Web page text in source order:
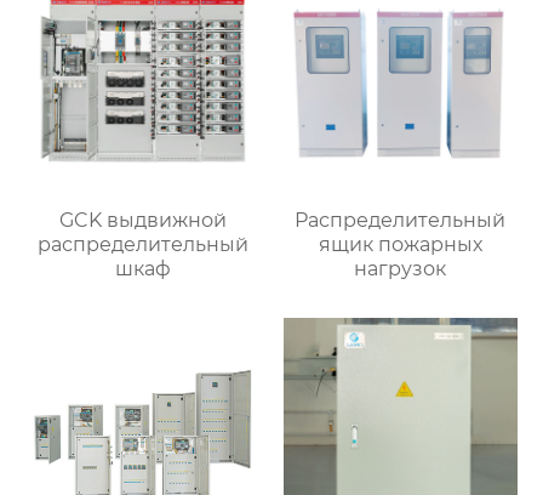
GCK выдвижной
распределительный
шкаф
Распределительный
ящик пожарных
нагрузок